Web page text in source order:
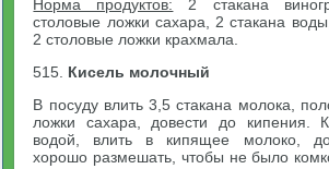
Норма продуктов: 2 стакана
столовые ложки сахара, 2 стакана
2 столовые ложки крахмала.
515. Кисель молочный
В посуду влить 3,5 стакана молока,
ложки сахара, довести до кипения.
водой, влить в кипящее молоко,
хорошо размешать, чтобы не было